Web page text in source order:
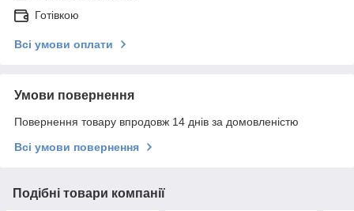
Готівкою
Всі умови оплати
Умови повернення
Повернення товару впродовж 14 днів за домовленістю
Всі умови повернення
Подібні товари компанії